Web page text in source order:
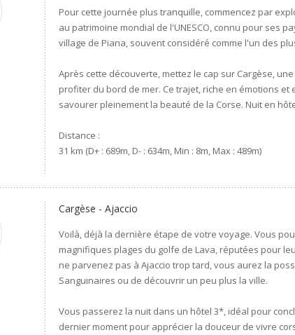
Pour cette journée plus tranquille, commencez par
au patrimoine mondial de l'UNESCO, connu pour ses
village de Piana, souvent considéré comme l'un des
Après cette découverte, mettez le cap sur Cargèse,
profiter du bord de mer. Ce trajet, riche en émotions
savourer pleinement la beauté de la Corse. Nuit en
Distance :
31 km (D+ : 689m, D- : 634m, Min : 8m, Max : 489m)
Cargèse - Ajaccio
Voilà, déjà la dernière étape de votre voyage. Vous
magnifiques plages du golfe de Lava, réputées pour
ne parvenez pas à Ajaccio trop tard, vous aurez la
Sanguinaires ou de découvrir un peu plus la ville.
Vous passerez la nuit dans un hôtel 3*, idéal pour
dernier moment pour apprécier la douceur de vivre